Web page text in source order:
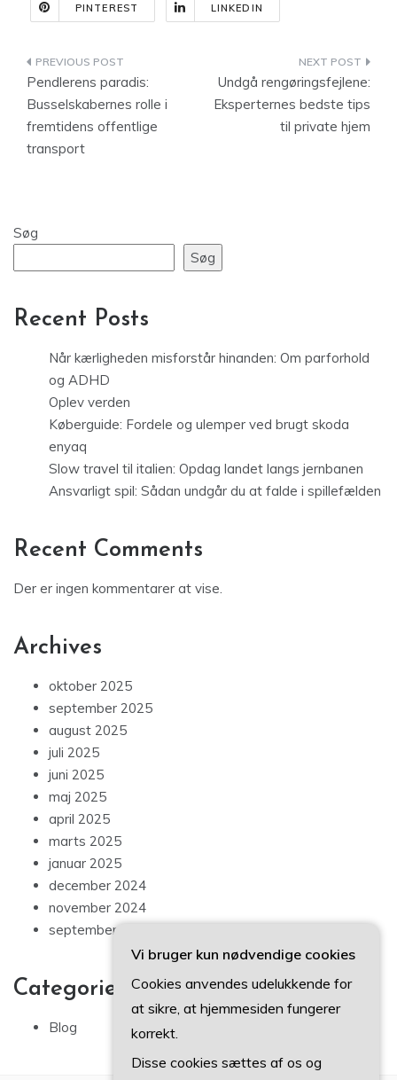
PINTEREST LINKEDIN
Indlægsnavigation
Pendlerens paradis:
Busselskabernes rolle i
fremtidens offentlige
transport
Undgå rengøringsfejlene:
Eksperternes bedste tips
til private hjem
Søg
Søg
Recent Posts
Når kærligheden misforstår hinanden: Om parforhold
og ADHD
Oplev verden
Køberguide: Fordele og ulemper ved brugt skoda
enyaq
Slow travel til italien: Opdag landet langs jernbanen
Ansvarligt spil: Sådan undgår du at falde i spillefælden
Recent Comments
Der er ingen kommentarer at vise.
Archives
oktober 2025
september 2025
august 2025
juli 2025
juni 2025
maj 2025
april 2025
marts 2025
januar 2025
december 2024
november 2024
september 2024
Categories
Blog
Vi bruger kun nødvendige cookies
Cookies anvendes udelukkende for
at sikre, at hjemmesiden fungerer
korrekt.
Disse cookies sættes af os og